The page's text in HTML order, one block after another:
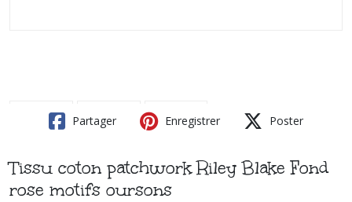
Partager Enregistrer Poster
Tissu coton patchwork Riley Blake Fond
rose motifs oursons